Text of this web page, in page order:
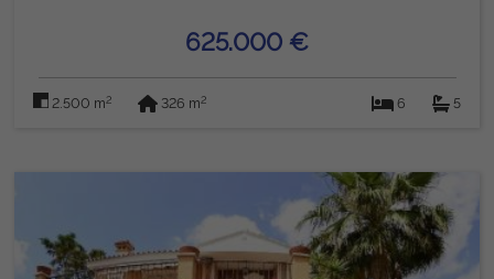
625.000 €
2.500 m2 326 m2 6 5